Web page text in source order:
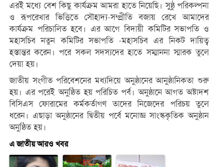
এরই মধ্যে বেশ কিছু কার্যক্রম আমরা হাতে নিয়েছি। সুষ্ঠু পরিকল্পনা
ও রূপরেখার ভিত্তিতে সৌহাদ্য-সম্প্রীতি বজায় রেখে আমাদের
কার্যক্রম পরিচালিত হবে। এর আগে বিদায়ী কমিটির সভাপতি ও
মহাসচিব নতুন কমিটির সভাপতি -মহাসচিব এর নিকট দায়িত্ব
হস্তান্তর করেন। পরে সকল সদস্যদের হাতে সম্মাননা স্মারক তুলে
দেয়া হয়।
জাতীয় সংগীত পরিবেশনের মধ্যদিয়ে অনুষ্ঠানের আনুষ্ঠানিকতা শুরু
হয়। এর পরেই অনুষ্ঠিত হয় পরিচিত পর্ব। অনুষ্ঠানে আগত অষ্টাদশ
বিসিএস ফোরামের কর্মকর্তাগণ তাদের নিজেদের পরিচয় তুলে
ধরেন। এছাড়া অনুষ্ঠানের দ্বিতীয় পর্বে মনোজ্ঞ সাংস্ককৃতিক অনুষ্ঠান
অনুষ্ঠিত হয়।
এ জাতীয় আরও খবর